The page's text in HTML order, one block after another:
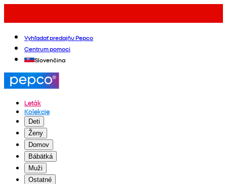
Vyhľadať predajňu Pepco
Centrum pomoci
Slovenčina
Leták
Kolekcie
Deti
Ženy
Domov
Bábätká
Muži
Ostatné